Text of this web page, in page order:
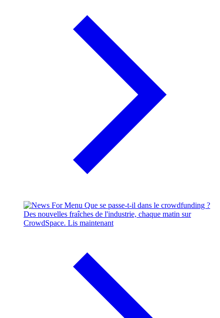
Que se passe-t-il dans le crowdfunding ?
Des nouvelles fraîches de l'industrie, chaque matin sur
CrowdSpace. Lis maintenant